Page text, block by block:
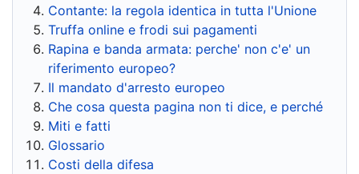
Contante: la regola identica in tutta l'Unione
Truffa online e frodi sui pagamenti
Rapina e banda armata: perche' non c'e' un
riferimento europeo?
Il mandato d'arresto europeo
Che cosa questa pagina non ti dice, e perché
Miti e fatti
Glossario
Costi della difesa